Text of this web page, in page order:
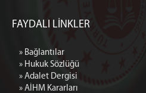
FAYDALI LİNKLER
» Bağlantılar
» Hukuk Sözlüğü
» Adalet Dergisi
» AİHM Kararları